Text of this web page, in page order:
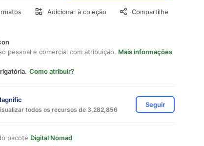
Adicionar à coleção Compartilhe
pessoal e comercial com atribuição. Mais informações
Como atribuir?
todos os recursos de 3,282,856
Seguir
pacote Digital Nomad